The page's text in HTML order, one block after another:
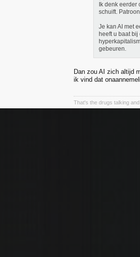
Ik denk
schuift.
Je kan AI met
heeft u baat
gebeuren.
Dan zou AI zich altijd
ik vind dat
That's the drugs talking